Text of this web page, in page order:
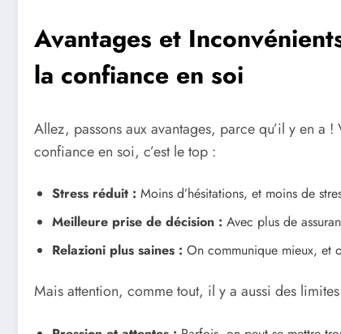
Avantages et
la confiance en soi
Allez, passons aux avantages, parce qu’il y en
confiance en soi, c’est le top :
Stress réduit : Moins d’hésitations, et moins de
Meilleure prise de décision : Avec plus de
Relazioni plus saines : On communique mieux, et
Mais attention, comme tout, il y a aussi des